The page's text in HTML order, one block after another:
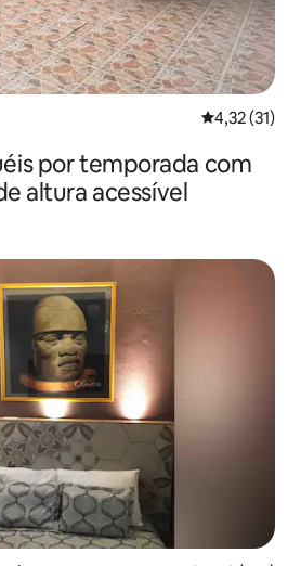
4,32 de uma
4,32 (31)
por temporada com
altura acessível